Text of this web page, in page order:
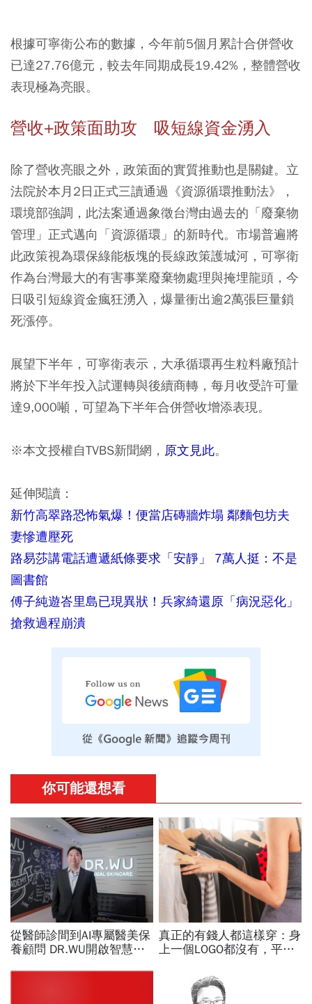
根據可寧衛公布的數據，今年前5個月累計合併營收
已達27.76億元，較去年同期成長19.42%，整體營收
表現極為亮眼。
營收+政策面助攻 吸短線資金湧入
除了營收亮眼之外，政策面的實質推動也是關鍵。立
法院於本月2日正式三讀通過《資源循環推動法》，
環境部強調，此法案通過象徵台灣由過去的「廢棄物
管理」正式邁向「資源循環」的新時代。市場普遍將
此政策視為環保綠能板塊的長線政策護城河，可寧衛
作為台灣最大的有害事業廢棄物處理與掩埋龍頭，今
日吸引短線資金瘋狂湧入，爆量衝出逾2萬張巨量鎖
死漲停。
展望下半年，可寧衛表示，大承循環再生粒料廠預計
將於下半年投入試運轉與後續商轉，每月收受許可量
達9,000噸，可望為下半年合併營收增添表現。
※本文授權自TVBS新聞網， 原文見此。
延伸閱讀：
新竹高翠路恐怖氣爆！便當店磚牆炸塌 鄰麵包坊夫
妻慘遭壓死
路易莎講電話遭遞紙條要求「安靜」 7萬人挺：不是
圖書館
傅子純遊峇里島已現異狀！兵家綺還原「病況惡化」
搶救過程崩潰